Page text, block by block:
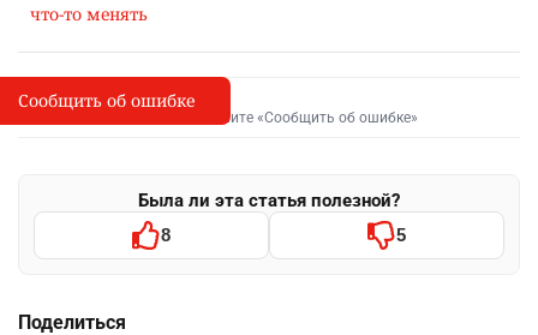
что-то менять
I
Сообщить об опечатке
Выделите фрагмент и нажмите «Сообщить об ошибке»
Была ли эта статья полезной?
8 5
Поделиться
Сообщить об ошибке